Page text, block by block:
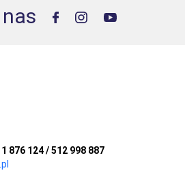
876 124 / 512 998 887